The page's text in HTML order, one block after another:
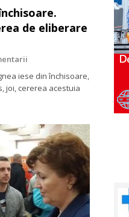
de eliberare
iese din închisoare,
joi, cererea acestuia